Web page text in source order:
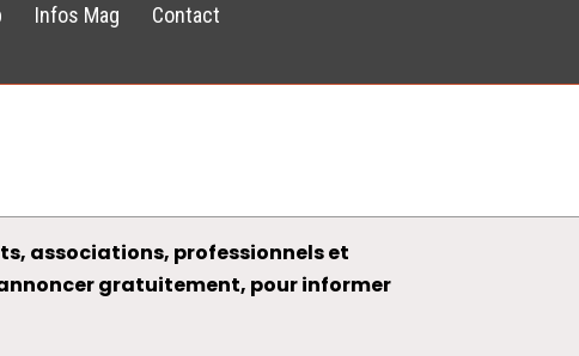
Infos Mag Contact
associations, professionnels et
gratuitement, pour informer